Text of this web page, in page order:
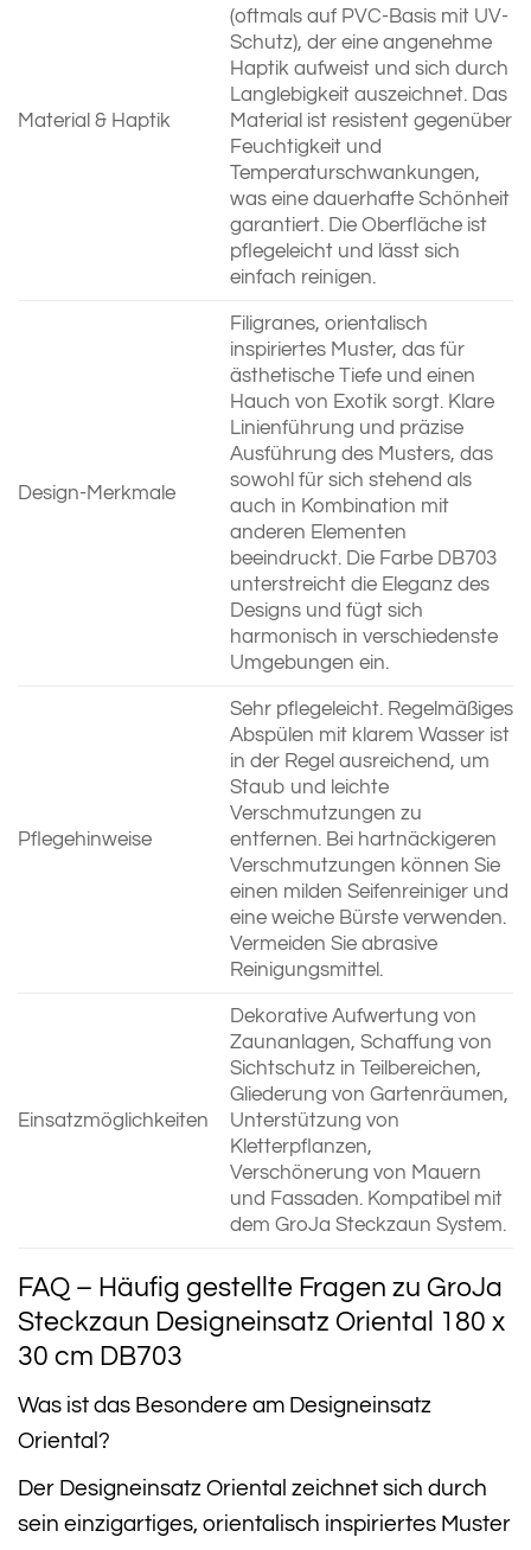
Material & Haptik
(oftmals auf PVC-Basis mit UV-
Schutz), der eine angenehme
Haptik aufweist und sich durch
Langlebigkeit auszeichnet. Das
Material ist resistent gegenüber
Feuchtigkeit und
Temperaturschwankungen,
was eine dauerhafte Schönheit
garantiert. Die Oberfläche ist
pflegeleicht und lässt sich
einfach reinigen.
Design-Merkmale
Filigranes, orientalisch
inspiriertes Muster, das für
ästhetische Tiefe und einen
Hauch von Exotik sorgt. Klare
Linienführung und präzise
Ausführung des Musters, das
sowohl für sich stehend als
auch in Kombination mit
anderen Elementen
beeindruckt. Die Farbe DB703
unterstreicht die Eleganz des
Designs und fügt sich
harmonisch in verschiedenste
Umgebungen ein.
Pflegehinweise
Sehr pflegeleicht. Regelmäßiges
Abspülen mit klarem Wasser ist
in der Regel ausreichend, um
Staub und leichte
Verschmutzungen zu
entfernen. Bei hartnäckigeren
Verschmutzungen können Sie
einen milden Seifenreiniger und
eine weiche Bürste verwenden.
Vermeiden Sie abrasive
Reinigungsmittel.
Einsatzmöglichkeiten
Dekorative Aufwertung von
Zaunanlagen, Schaffung von
Sichtschutz in Teilbereichen,
Gliederung von Gartenräumen,
Unterstützung von
Kletterpflanzen,
Verschönerung von Mauern
und Fassaden. Kompatibel mit
dem GroJa Steckzaun System.
FAQ – Häufig gestellte Fragen zu GroJa
Steckzaun Designeinsatz Oriental 180 x
30 cm DB703
Was ist das Besondere am Designeinsatz
Oriental?
Der Designeinsatz Oriental zeichnet sich durch
sein einzigartiges, orientalisch inspiriertes Muster